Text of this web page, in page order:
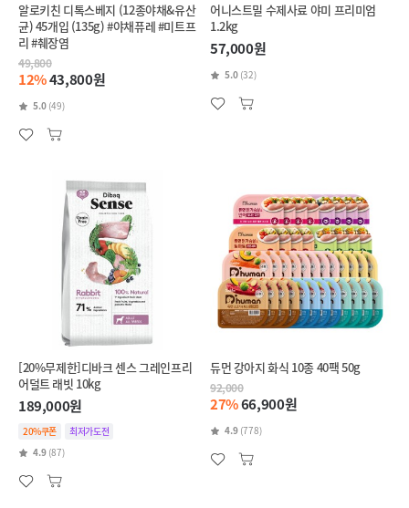
알로키친 디톡스베지 (12종야채&유산
균) 45개입 (135g) #야채퓨레 #미트프
리 #췌장염
49,800
12%43,800원
5.0 (49)
어니스트밀 수제사료 야미 프리미엄
1.2kg
57,000원
5.0 (32)
[20%무제한]디바크 센스 그레인프리
어덜트 래빗 10kg
189,000원
20%쿠폰
최저가도전
4.9 (87)
듀먼 강아지 화식 10종 40팩 50g
92,000
27%66,900원
4.9 (778)